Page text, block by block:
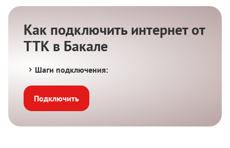
Как подключить интернет от
ТТК в Бакале
Шаги подключения:
Подключить